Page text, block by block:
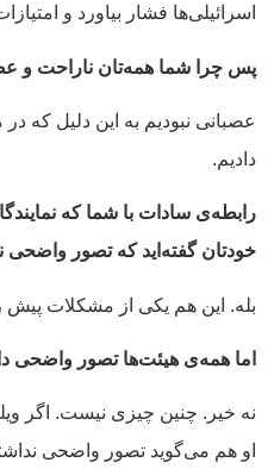
اسرائیلی‌ها فشار بیاورد و
پس چرا شما همه‌تان ناراحت و
عصبانی نبودیم به این دلیل که در
دادیم.
رابطه‌ی سادات با شما که
خودتان گفته‌اید که تصور واضحی
بله. این هم یکی از مشکلات پیش
اما همه‌ی هیئت‌ها تصور واضحی
نه خیر. چنین چیزی نیست. اگر
او هم می‌گوید تصور واضحی